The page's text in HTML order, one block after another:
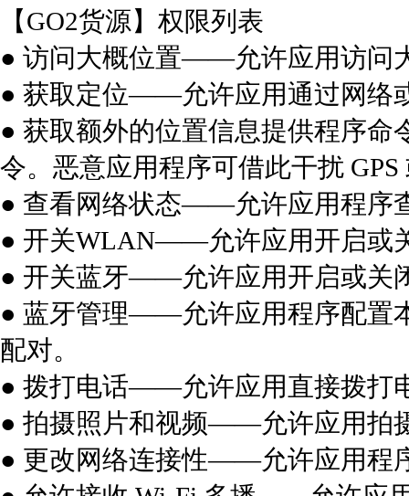
【GO2货源】权限列表
● 访问大概位置——允许应用访问
● 获取定位——允许应用通过网络
● 获取额外的位置信息提供程序
令。恶意应用程序可借此干扰
● 查看网络状态——允许应用程序
● 开关WLAN——允许应用开启或
● 开关蓝牙——允许应用开启或关
● 蓝牙管理——允许应用程序配置
配对。
● 拨打电话——允许应用直接拨打
● 拍摄照片和视频——允许应用拍
● 更改网络连接性——允许应用程